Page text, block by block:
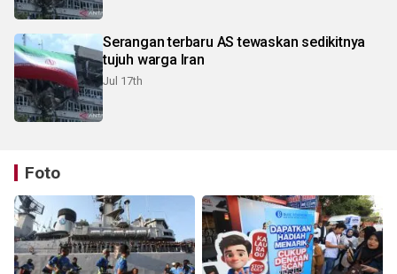
Serangan terbaru AS tewaskan sedikitnya
tujuh warga Iran
Jul 17th
Foto